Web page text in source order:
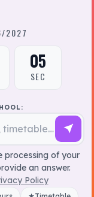
2027
04
SEC
processing of your
an answer.
Policy